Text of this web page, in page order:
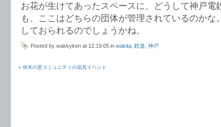
お花が生けてあったスペースに、どうして神戸電
も、ここはどちらの団体が管理されているのかな
しておられるのでしょうかね。
Posted by wakkyken at 12:19:05 in wakita 鉄道 神戸
« 仰木の里コミュニティの花見イベント